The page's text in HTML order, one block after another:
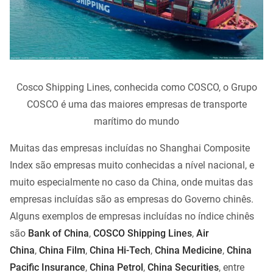
Cosco Shipping Lines, conhecida como COSCO, o Grupo
COSCO é uma das maiores empresas de transporte
marítimo do mundo
Muitas das empresas incluídas no Shanghai Composite
Index são empresas muito conhecidas a nível nacional, e
muito especialmente no caso da China, onde muitas das
empresas incluídas são as empresas do Governo chinês.
Alguns exemplos de empresas incluídas no índice chinês
são Bank of China, COSCO Shipping Lines, Air
China, China Film, China Hi-Tech, China Medicine, China
Pacific Insurance, China Petrol , China Securities, entre